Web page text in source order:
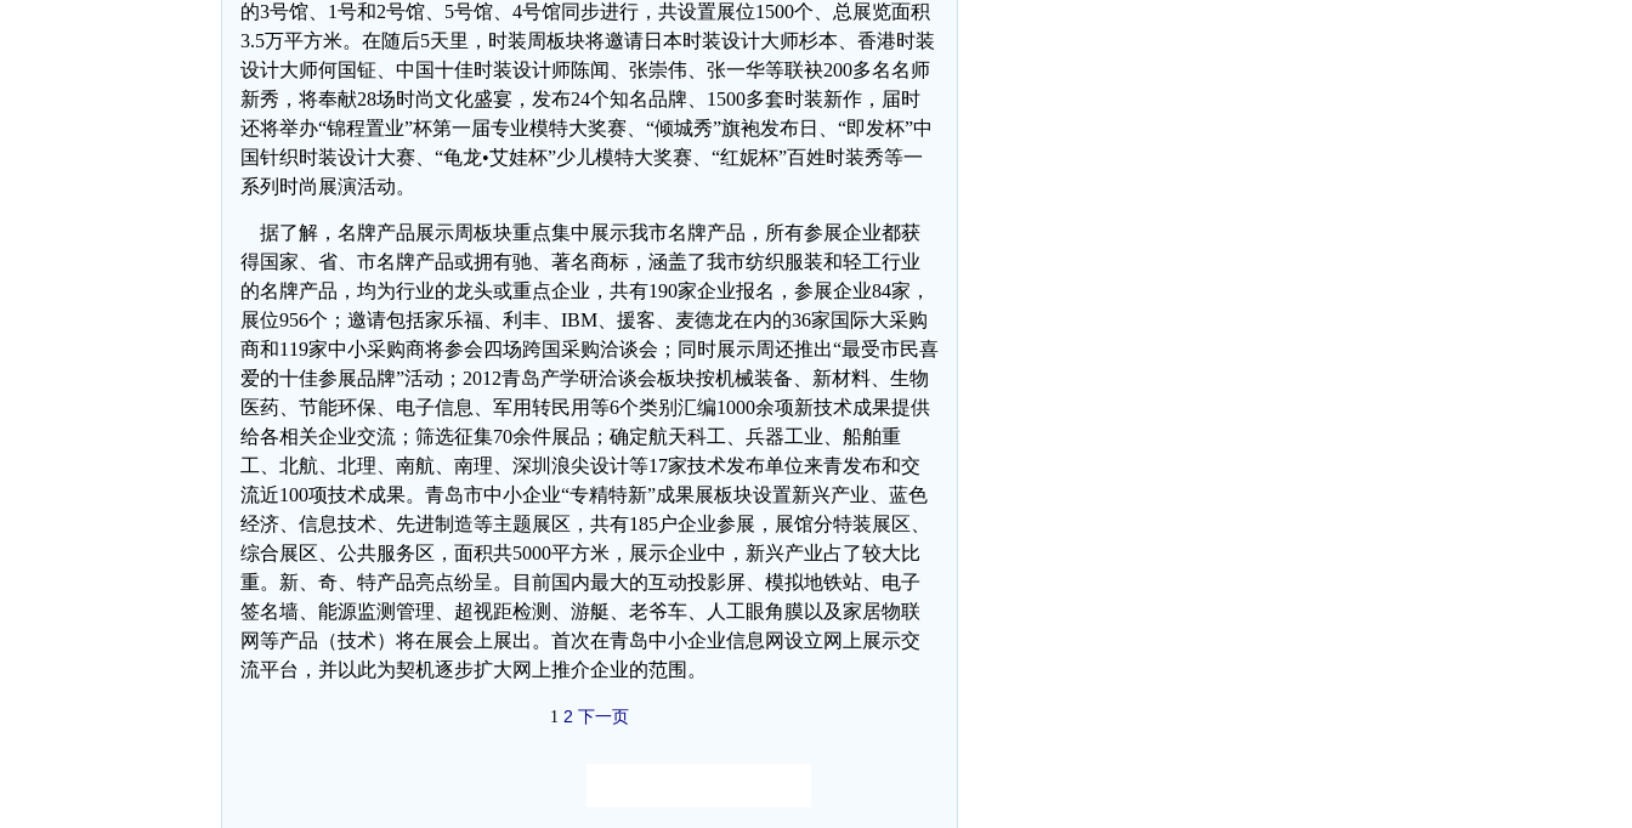
的3号馆、1号和2号馆、5号馆、4号馆同步进行，共设置展位1500个、总展览面积
3.5万平方米。在随后5天里，时装周板块将邀请日本时装设计大师杉本、香港时装
设计大师何国钲、中国十佳时装设计师陈闻、张崇伟、张一华等联袂200多名名师
新秀，将奉献28场时尚文化盛宴，发布24个知名品牌、1500多套时装新作，届时
还将举办“锦程置业”杯第一届专业模特大奖赛、“倾城秀”旗袍发布日、“即发杯”中
国针织时装设计大赛、“龟龙•艾娃杯”少儿模特大奖赛、“红妮杯”百姓时装秀等一
系列时尚展演活动。
据了解，名牌产品展示周板块重点集中展示我市名牌产品，所有参展企业都获
得国家、省、市名牌产品或拥有驰、著名商标，涵盖了我市纺织服装和轻工行业
的名牌产品，均为行业的龙头或重点企业，共有190家企业报名，参展企业84家，
展位956个；邀请包括家乐福、利丰、IBM、援客、麦德龙在内的36家国际大采购
商和119家中小采购商将参会四场跨国采购洽谈会；同时展示周还推出“最受市民喜
爱的十佳参展品牌”活动；2012青岛产学研洽谈会板块按机械装备、新材料、生物
医药、节能环保、电子信息、军用转民用等6个类别汇编1000余项新技术成果提供
给各相关企业交流；筛选征集70余件展品；确定航天科工、兵器工业、船舶重
工、北航、北理、南航、南理、深圳浪尖设计等17家技术发布单位来青发布和交
流近100项技术成果。青岛市中小企业“专精特新”成果展板块设置新兴产业、蓝色
经济、信息技术、先进制造等主题展区，共有185户企业参展，展馆分特装展区、
综合展区、公共服务区，面积共5000平方米，展示企业中，新兴产业占了较大比
重。新、奇、特产品亮点纷呈。目前国内最大的互动投影屏、模拟地铁站、电子
签名墙、能源监测管理、超视距检测、游艇、老爷车、人工眼角膜以及家居物联
网等产品（技术）将在展会上展出。首次在青岛中小企业信息网设立网上展示交
流平台，并以此为契机逐步扩大网上推介企业的范围。
1 2 下一页